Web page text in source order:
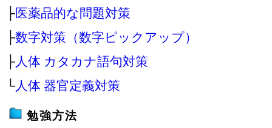
├医薬品的な問題対策
├数字対策（数字ピックアップ）
├人体 カタカナ語句対策
└人体 器官定義対策
勉強方法